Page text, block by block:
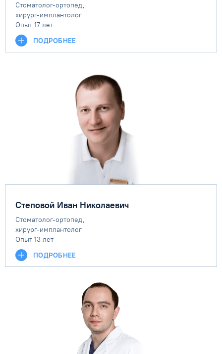
Cтоматолог-ортопед,
хирург-имплантолог
Опыт 17 лет
ПОДРОБНЕЕ
Степовой Иван Николаевич
Стоматолог-ортопед,
хирург-имплантолог
Опыт 13 лет
ПОДРОБНЕЕ